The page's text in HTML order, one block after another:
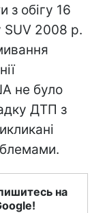
з обігу 16
SUV 2008 р.
не було
ДТП з
на